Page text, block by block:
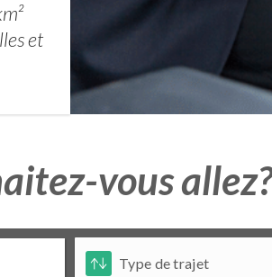
et
vous allez?